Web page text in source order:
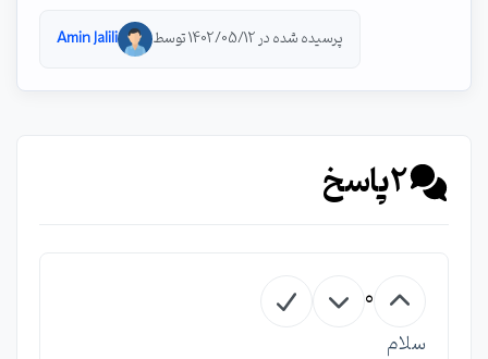
پرسیده شده در 1402/05/12 توسط Amin Jalili
2پاسخ
0
سلام